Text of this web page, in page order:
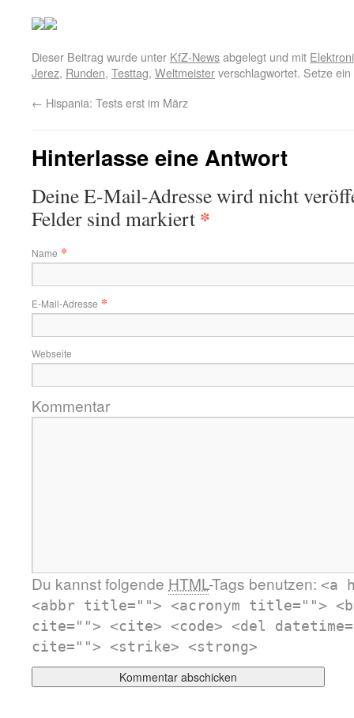
Dieser Beitrag wurde unter KfZ-Newsabgelegt und mit
Jerez, Runden, Testtag, Weltmeisterverschlagwortet. Setze
← Hispania: Tests erst im März
Hinterlasse eine Antwort
Deine E-Mail-Adresse wird nicht
Felder sind markiert *
Name *
E-Mail-Adresse *
Webseite
Kommentar
Du kannst folgende HTML-Tags benutzen: <a
<abbr title=""> <acronym title="">
cite=""> <cite> <code> <del
cite=""> <strike> <strong>